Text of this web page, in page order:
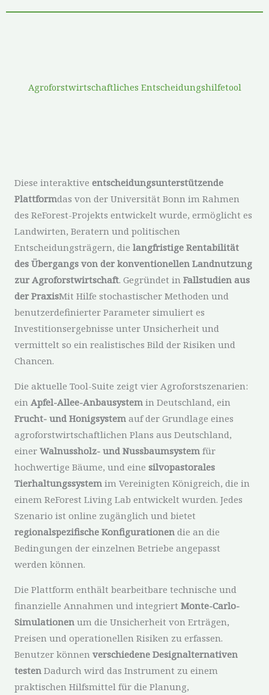
Agroforstwirtschaftliches Entscheidungshilfetool
Diese interaktive entscheidungsunterstützende
Plattformdas von der Universität Bonn im Rahmen
des ReForest-Projekts entwickelt wurde, ermöglicht es
Landwirten, Beratern und politischen
Entscheidungsträgern, die langfristige Rentabilität
des Übergangs von der konventionellen Landnutzung
zur Agroforstwirtschaft. Gegründet in Fallstudien aus
der PraxisMit Hilfe stochastischer Methoden und
benutzerdefinierter Parameter simuliert es
Investitionsergebnisse unter Unsicherheit und
vermittelt so ein realistisches Bild der Risiken und
Chancen.
Die aktuelle Tool-Suite zeigt vier Agroforstszenarien:
ein Apfel-Allee-Anbausystem in Deutschland, ein
Frucht- und Honigsystem auf der Grundlage eines
agroforstwirtschaftlichen Plans aus Deutschland,
einer Walnussholz- und Nussbaumsystem für
hochwertige Bäume, und eine silvopastorales
Tierhaltungssystem im Vereinigten Königreich, die in
einem ReForest Living Lab entwickelt wurden. Jedes
Szenario ist online zugänglich und bietet
regionalspezifische Konfigurationen die an die
Bedingungen der einzelnen Betriebe angepasst
werden können.
Die Plattform enthält bearbeitbare technische und
finanzielle Annahmen und integriert Monte-Carlo-
Simulationen um die Unsicherheit von Erträgen,
Preisen und operationellen Risiken zu erfassen.
Benutzer können verschiedene Designalternativen
testen Dadurch wird das Instrument zu einem
praktischen Hilfsmittel für die Planung,